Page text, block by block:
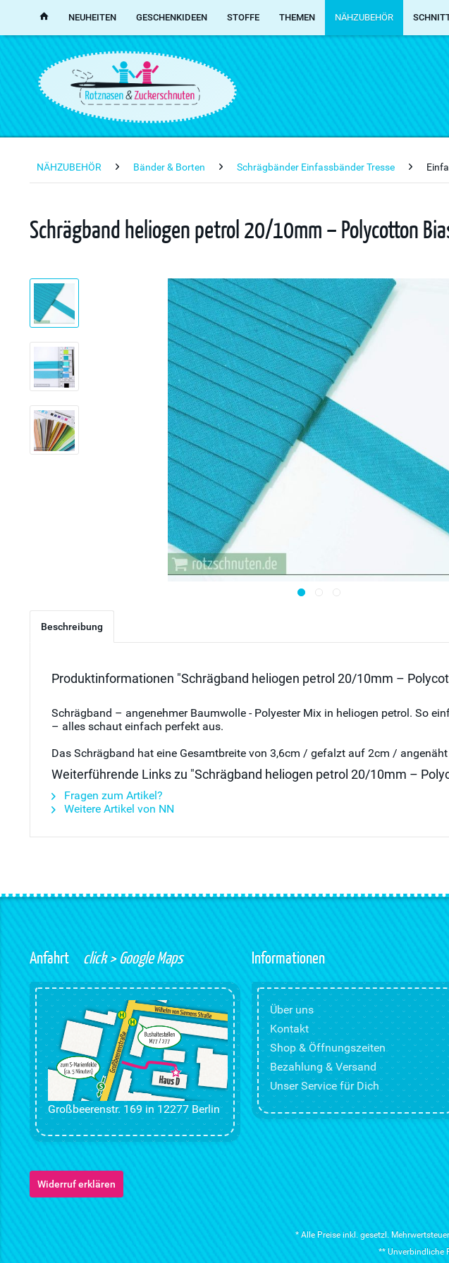
NEUHEITEN GESCHENKIDEEN STOFFE THEMEN NÄHZUBEHÖR
NÄHZUBEHÖR Bänder & Borten Schrägbänder Einfassbänder Tresse
Schrägband heliogen petrol 20/10mm – Polycotton
Beschreibung
Produktinformationen "Schrägband heliogen petrol 20/10mm –
Schrägband – angenehmer Baumwolle - Polyester Mix in heliogen petrol. So
– alles schaut einfach perfekt aus.
Das Schrägband hat eine Gesamtbreite von 3,6cm / gefalzt auf 2cm /
Weiterführende Links zu "Schrägband heliogen petrol 20/10mm –
Fragen zum Artikel?
Weitere Artikel von NN
Anfahrt click > Google Maps
Großbeerenstr. 169 in 12277 Berlin
Informationen
Über uns
Kontakt
Shop & Öffnungszeiten
Bezahlung & Versand
Unser Service für Dich
Widerruf erklären
* Alle Preise inkl. gesetzl.
** Unverbindliche